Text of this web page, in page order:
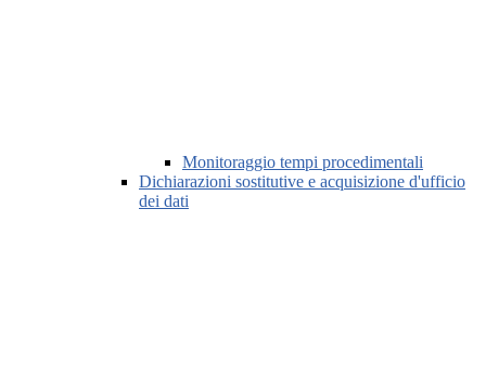
Monitoraggio tempi procedimentali
Dichiarazioni sostitutive e acquisizione d'ufficio
dei dati